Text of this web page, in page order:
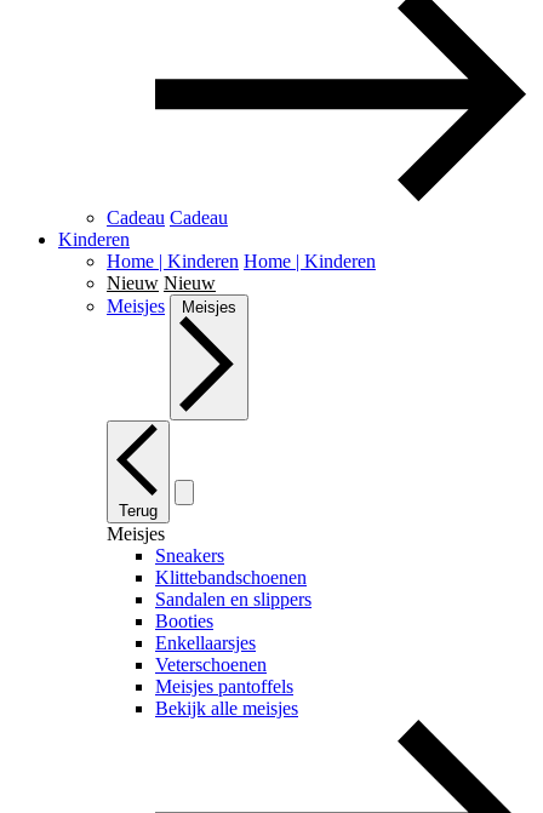
Cadeau Cadeau
Kinderen
Home | Kinderen Home | Kinderen
Nieuw Nieuw
Meisjes
Meisjes
Terug
Meisjes
Sneakers
Klittebandschoenen
Sandalen en slippers
Booties
Enkellaarsjes
Veterschoenen
Meisjes pantoffels
Bekijk alle meisjes